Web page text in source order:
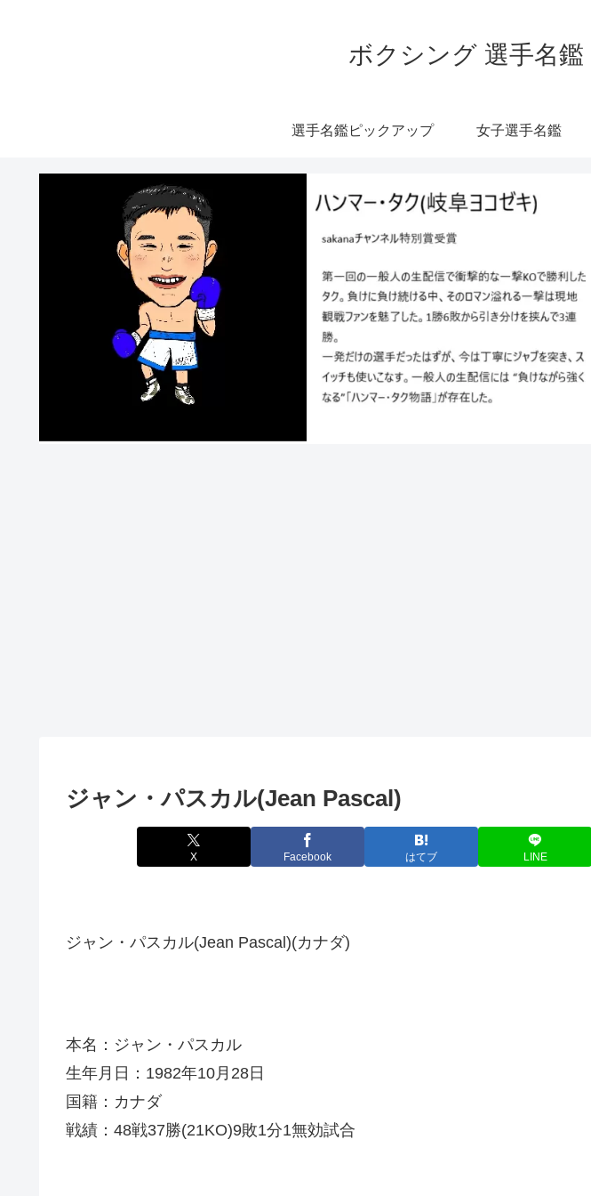
ボクシング 選手名
選手名鑑ピックアップ 女子選手名鑑
ジャン・パスカル(Jean Pascal)
X Facebook はてブ LINE
ジャン・パスカル(Jean Pascal)(カナダ)
本名：ジャン・パスカル
生年月日：1982年10月28日
国籍：カナダ
戦績：48戦37勝(21KO)9敗1分1無効試合